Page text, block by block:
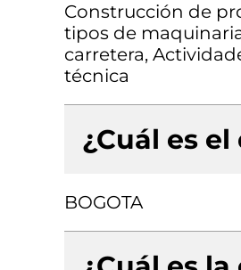
Construcción de
tipos de
carretera,
técnica
¿Cuál es
BOGOTA